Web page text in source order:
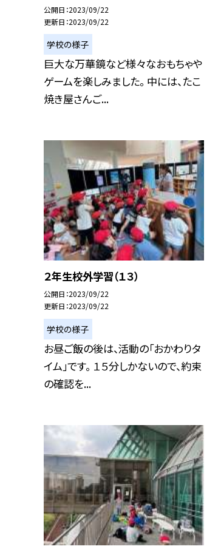
公開日 2023/09/22
更新日 2023/09/22
学校の様子
巨大な万華鏡など様々なおもちゃや
ゲームを楽しみました。 中には、たこ
焼き屋さんご...
２年生校外学習（１３）
公開日 2023/09/22
更新日 2023/09/22
学校の様子
お昼ご飯の後は、活動の「おかわりタ
イム」です。 １５分しかないので、約束
の確認を...